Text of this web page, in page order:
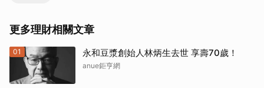
更多理財相關文章
01 永和豆漿創始人林炳生去世 享壽70歲！
anue鉅亨網